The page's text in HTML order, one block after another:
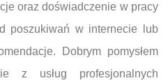
oraz doświadczenie w pracy
poszukiwań w internecie lub
Dobrym pomysłem
z usług profesjonalnych